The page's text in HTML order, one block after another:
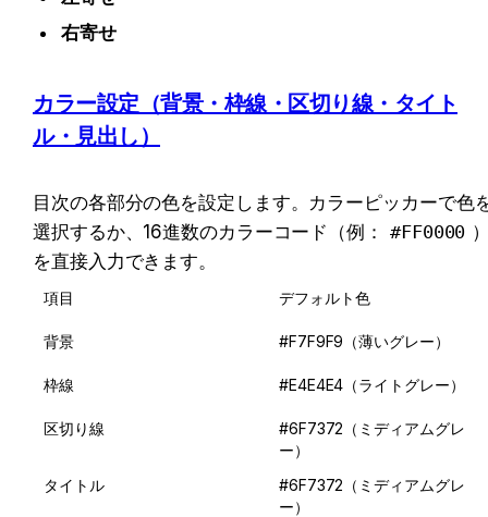
右寄せ
カラー設定（背景・枠線・区切り線・タイト
ル・見出し）
目次の各部分の色を設定します。カラーピッカーで色
選択するか、16進数のカラーコード（例：
#FF0000
を直接入力できます。
項目 デフォルト色
背景 #F7F9F9（薄いグレー）
枠線 #E4E4E4（ライトグレー）
区切り線
#6F7372（ミディアムグレ
ー）
タイトル
#6F7372（ミディアムグレ
ー）